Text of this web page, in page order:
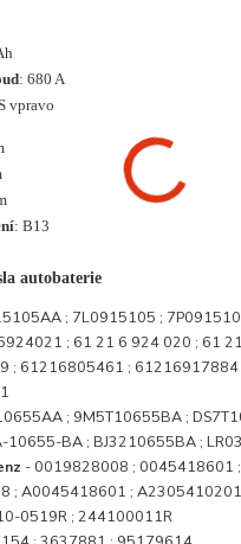
: 680 A
vpravo
: B13
autobaterie
; 7L0915105 ;
; 61 21 6 924 020 ; 61
; 61216805461 ;
; 9M5T10655BA ;
10655-BA ; BJ3210655BA ;
- 0019828008 ; 0045418601
; A0045418601 ; A2305410201
0519R ; 244100011R